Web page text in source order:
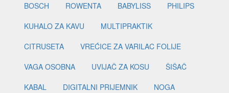
BOSCH
ROWENTA BABYLISS
PHILIPS
KUHALO ZA KAVU
MULTIPRAKTIK
CITRUSETA
VREĆICE ZA VARILAC FOLIJE
VAGA OSOBNA
UVIJAČ ZA KOSU
ŠIŠAČ
KABAL
DIGITALNI PRIJEMNIK
NOGA